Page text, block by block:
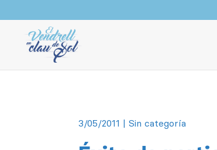
3/05/2011 |Sin categoría